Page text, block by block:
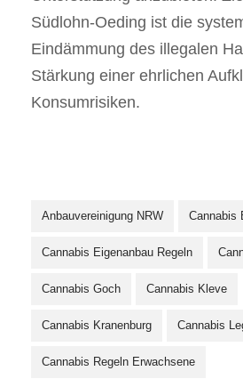
Südlohn-Oeding ist die
Eindämmung des illegalen
Stärkung einer ehrlichen
Konsumrisiken.
Anbauvereinigung NRW Cannabis
Cannabis Eigenanbau Regeln
Cannabis Goch Cannabis Kleve
Cannabis Kranenburg Cannabis
Cannabis Regeln Erwachsene